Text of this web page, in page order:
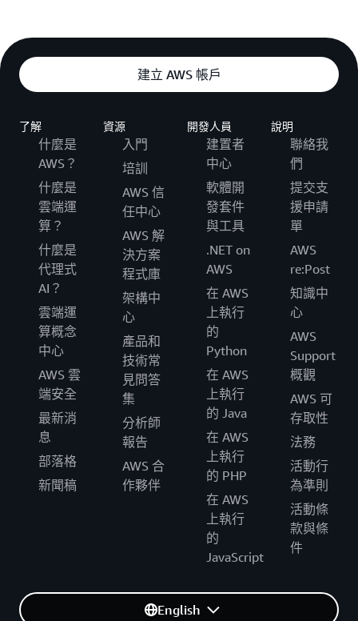
建立 AWS 帳戶
了解
什麼是
AWS？
什麼是
雲端運
算？
什麼是
代理式
AI？
雲端運
算概念
中心
AWS 雲
端安全
最新消
息
部落格
新聞稿
資源
入門
培訓
AWS 信
任中心
AWS 解
決方案
程式庫
架構中
心
產品和
技術常
見問答
集
分析師
報告
AWS 合
作夥伴
開發人員
建置者
中心
軟體開
發套件
與工具
.NET on
AWS
在 AWS
上執行
的
Python
在 AWS
上執行
的 Java
在 AWS
上執行
的 PHP
在 AWS
上執行
的
JavaScript
說明
聯絡我
們
提交支
援申請
單
AWS
re:Post
知識中
心
AWS
Support
概觀
AWS 可
存取性
法務
活動行
為準則
活動條
款與條
件
English